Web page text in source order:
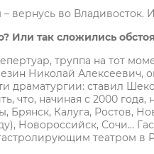
вернусь во Владивосток.
Или так сложились
труппа на тот
Николай Алексеевич,
драматургии: ставил
что, начиная с 2000
Калуга, Ростов,
Новороссийск, Сочи…
театром в